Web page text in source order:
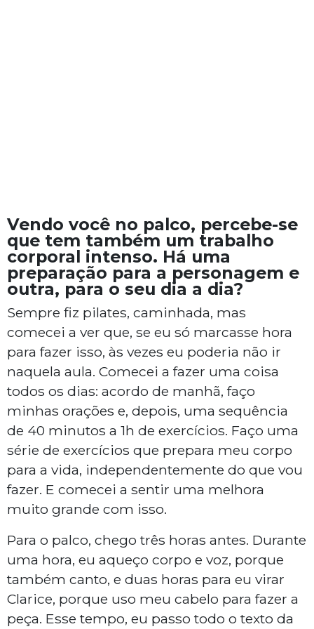
Vendo você no palco, percebe-se
que tem também um trabalho
corporal intenso. Há uma
preparação para a personagem e
outra, para o seu dia a dia?
Sempre fiz pilates, caminhada, mas
comecei a ver que, se eu só marcasse hora
para fazer isso, às vezes eu poderia não ir
naquela aula. Comecei a fazer uma coisa
todos os dias: acordo de manhã, faço
minhas orações e, depois, uma sequência
de 40 minutos a 1h de exercícios. Faço uma
série de exercícios que prepara meu corpo
para a vida, independentemente do que vou
fazer. E comecei a sentir uma melhora
muito grande com isso.
Para o palco, chego três horas antes. Durante
uma hora, eu aqueço corpo e voz, porque
também canto, e duas horas para eu virar
Clarice, porque uso meu cabelo para fazer a
peça. Esse tempo, eu passo todo o texto da